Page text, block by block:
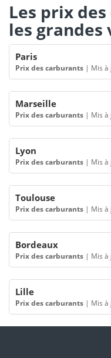
Les prix
les grandes
Paris
Prix des carburants | Mis à
Marseille
Prix des carburants | Mis à
Lyon
Prix des carburants | Mis à
Toulouse
Prix des carburants | Mis à
Bordeaux
Prix des carburants | Mis à
Lille
Prix des carburants | Mis à